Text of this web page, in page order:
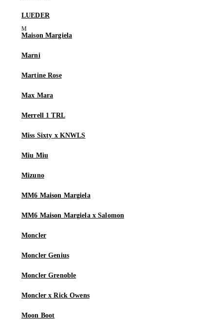
LUEDER
Maison Margiela
Marni
Martine Rose
Max Mara
Merrell 1 TRL
Miss Sixty x KNWLS
Miu Miu
Mizuno
MM6 Maison Margiela
MM6 Maison Margiela x Salomon
Moncler
Moncler Genius
Moncler Grenoble
Moncler x Rick Owens
Moon Boot